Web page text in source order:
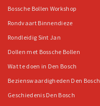
Bossche Bollen Workshop
Rondvaart Binnendieze
Rondleidig Sint Jan
Dollen met Bossche Bollen
Wat te doen in Den Bosch
Bezienswaardigheden Den Bosch
Geschiedenis Den Bosch